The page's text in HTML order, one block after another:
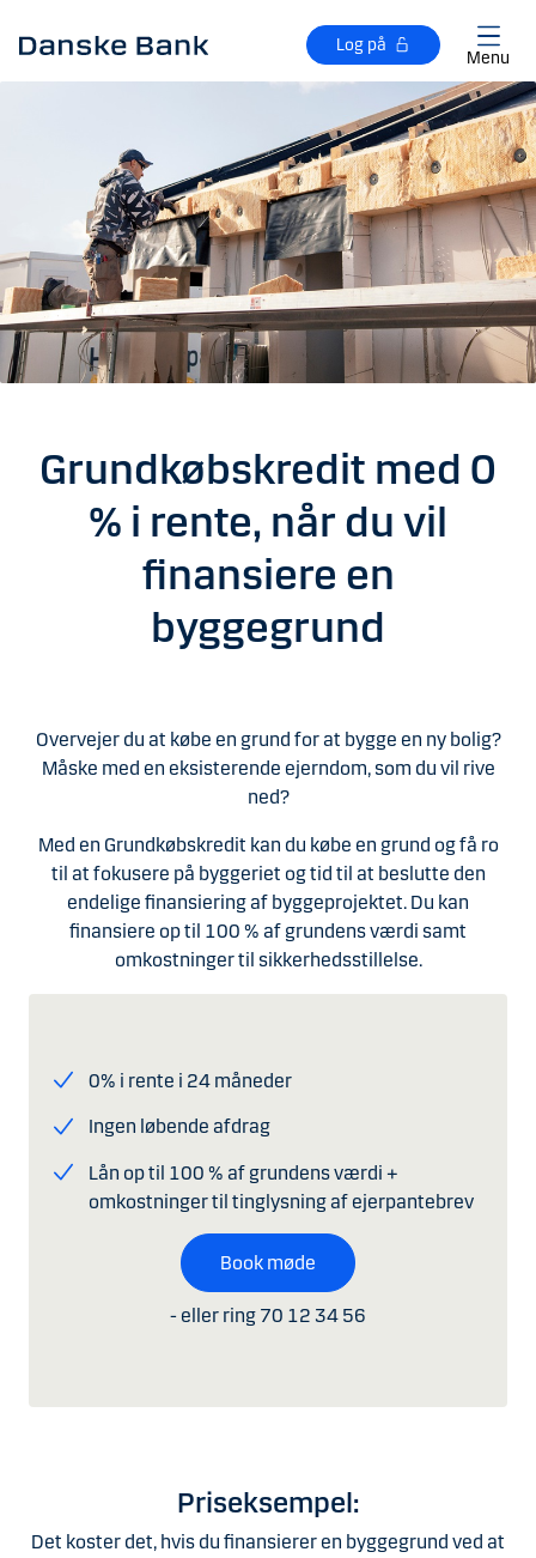
Log på
Menu
Grundkøbskredit med 0
% i rente, når du vil
finansiere en
byggegrund
Overvejer du at købe en grund for at bygge en ny bolig?
Måske med en eksisterende ejerndom, som du vil rive
ned?
Med en Grundkøbskredit kan du købe en grund og få ro
til at fokusere på byggeriet og tid til at beslutte den
endelige finansiering af byggeprojektet. Du kan
finansiere op til 100 % af grundens værdi samt
omkostninger til sikkerhedsstillelse.
0% i rente i 24 måneder
Ingen løbende afdrag
Lån op til 100 % af grundens værdi +
​omkostninger til tinglysning af ejerpantebrev
Book møde
- eller ring 70 12 34 56
Priseksempel:
Det koster det, hvis du finansierer en byggegrund ved at